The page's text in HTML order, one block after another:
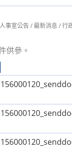
人事室公告/最新消息 /行
供參。